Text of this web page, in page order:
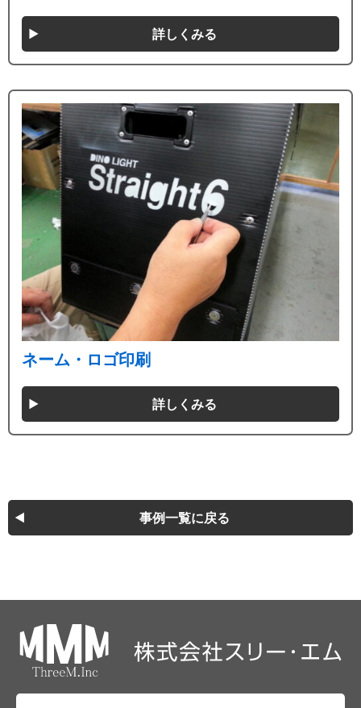
詳しくみる
ネーム・ロゴ印刷
詳しくみる
事例一覧に戻る